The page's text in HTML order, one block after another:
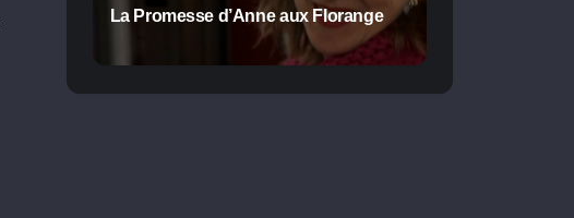
La Promesse d’Anne aux Florange